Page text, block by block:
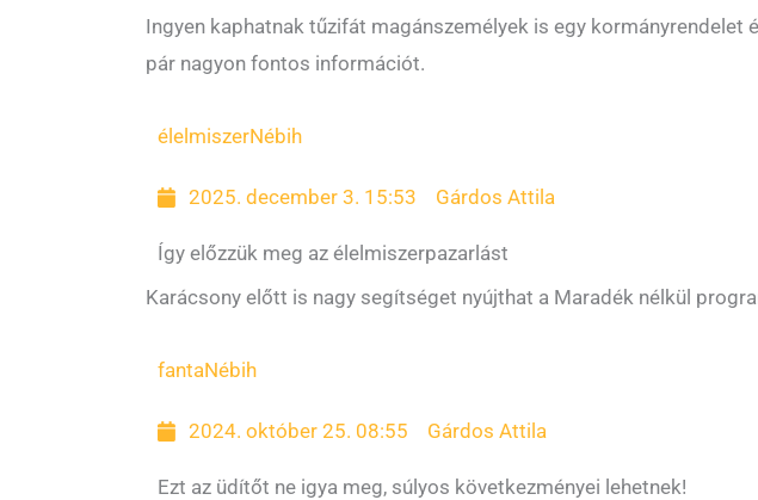
Ingyen kaphatnak tűzifát magánszemélyek is egy kormányrendelet
pár nagyon fontos információt.
élelmiszerNébih
2025. december 3. 15:53 Gárdos Attila
Így előzzük meg az élelmiszerpazarlást
Karácsony előtt is nagy segítséget nyújthat a Maradék nélkül
fantaNébih
2024. október 25. 08:55 Gárdos Attila
Ezt az üdítőt ne igya meg, súlyos következményei lehetnek!